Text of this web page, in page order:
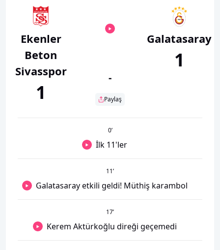
Ekenler
Beton
Sivasspor
1
-
Paylaş
Galatasaray
1
0’
İlk 11'ler
11’
Galatasaray etkili geldi! Müthiş karambol
17’
Kerem Aktürkoğlu direği geçemedi